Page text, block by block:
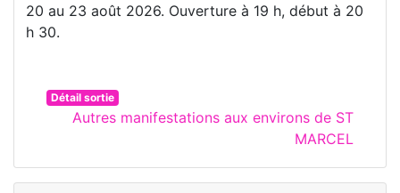
20 au 23 août 2026. Ouverture à 19 h, début à 20
h 30.
Détail sortie
Autres manifestations aux environs de ST
MARCEL